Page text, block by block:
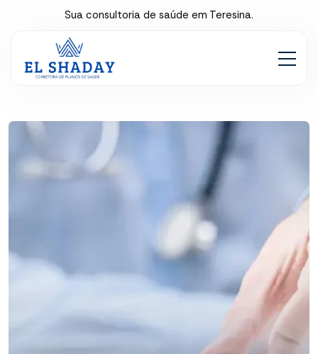
Sua consultoria de saúde em Teresina.